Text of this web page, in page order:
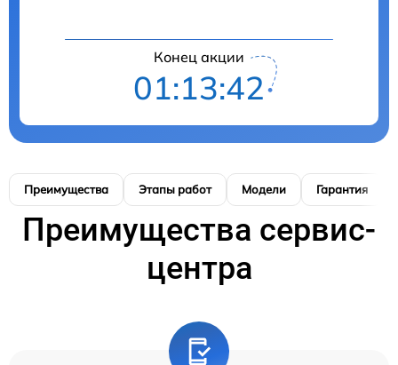
Конец акции
01:13:41
Преимущества Этапы работ Модели Гарантия
Преимущества сервис-
центра